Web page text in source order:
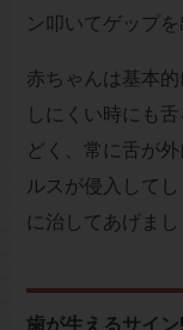
ン叩いてゲップ
赤ちゃんは基本
しにくい時にも
どく、常に舌が
ルスが侵入して
に治してあげまし
歯が生えるサイ